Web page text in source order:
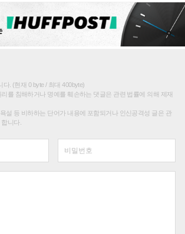
. (현재 0 byte / 최대 400byte)
를 침해하거나 명예를 훼손하는 댓글은 관련 법률에 의해 제재
설 등 비하하는 단어가 내용에 포함되거나 인신공격성 글은 관
니다.